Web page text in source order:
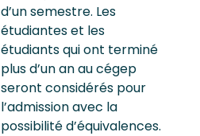
d’un semestre. Les
étudiantes et les
étudiants qui ont terminé
plus d’un an au cégep
seront considérés pour
l’admission avec la
possibilité d’équivalences.